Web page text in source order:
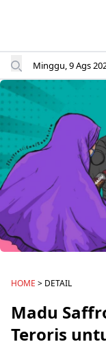
Minggu, 9 Ags
HOME > DETAIL
Madu
Teroris